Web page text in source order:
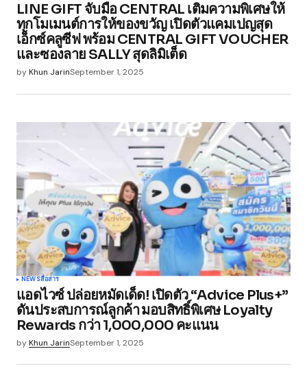
LINE GIFT จับมือ CENTRAL เติมความพิเศษให้
ทุกโมเมนต์การให้ของขวัญ เปิดตัวแคมเปญสุด
เอ็กซ์คลูซีฟ พร้อม CENTRAL GIFT VOUCHER
และซองลาย SALLY สุดลิมิเต็ด
byKhun JarinSeptember 1, 2025
NEWSสื่อสาร
แอดไวซ์ ปล่อยหมัดเด็ด! เปิดตัว “Advice Plus+”
ดันประสบการณ์ลูกค้า มอบสิทธิ์พิเศษ Loyalty
Rewards กว่า 1,000,000 คะแนน
byKhun JarinSeptember 1, 2025